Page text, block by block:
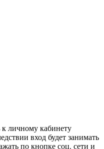
личному кабинету
вход будет занимать
по кнопке соц. сети и